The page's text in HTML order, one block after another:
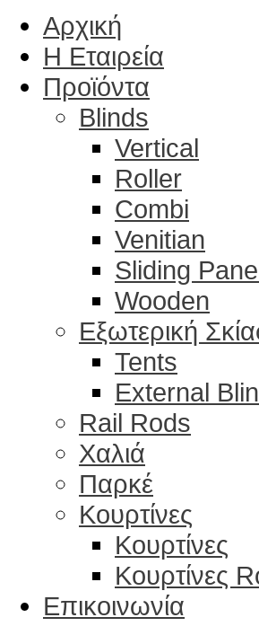
Αρχική
Η Εταιρεία
Προϊόντα
Blinds
Vertical
Roller
Combi
Venitian
Sliding
Wooden
Εξωτερική
Tents
External
Rail Rods
Χαλιά
Παρκέ
Κουρτίνες
Κουρτίνες
Κουρτίνες
Επικοινωνία